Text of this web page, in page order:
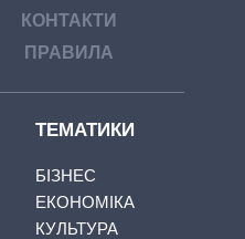
КОНТАКТИ
ПРАВИЛА
ТЕМАТИКИ
БІЗНЕС
ЕКОНОМІКА
КУЛЬТУРА